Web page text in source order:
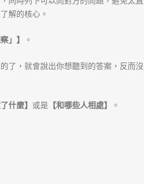
解的核心。
」】 。
了，就會說出你想聽到的答案，反而沒
了什麼】 或是 【和哪些人相處】 。